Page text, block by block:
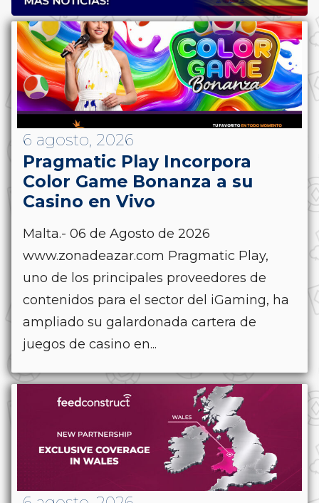
6 agosto, 2026
Pragmatic Play Incorpora
Color Game Bonanza a su
Casino en Vivo
Malta.- 06 de Agosto de 2026
www.zonadeazar.com Pragmatic Play,
uno de los principales proveedores de
contenidos para el sector del iGaming, ha
ampliado su galardonada cartera de
juegos de casino en...